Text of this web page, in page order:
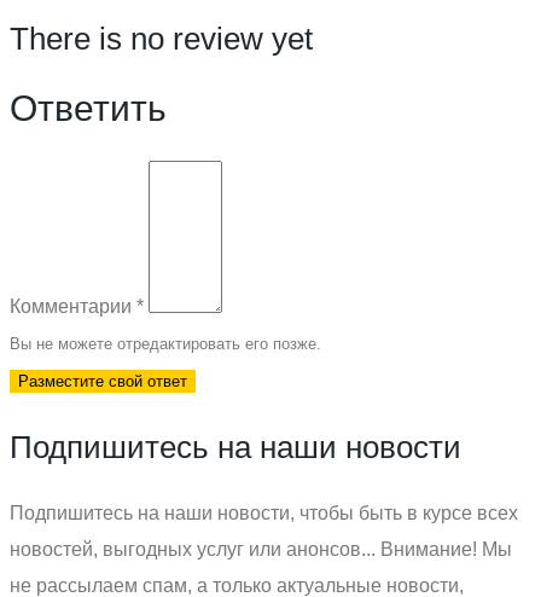
There is no review yet
Ответить
Комментарии *
Вы не можете отредактировать его позже.
Разместите свой ответ
Подпишитесь на наши новости
Подпишитесь на наши новости, чтобы быть в курсе всех
новостей, выгодных услуг или анонсов... Внимание! Мы
не рассылаем спам, а только актуальные новости,